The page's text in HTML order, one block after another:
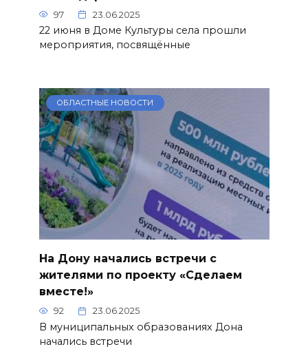
97 23.06.2025
22 июня в Доме Культуры села прошли
мероприятия, посвящённые
ОБЛАСТНЫЕ НОВОСТИ
На Дону начались встречи с
жителями по проекту «Сделаем
вместе!»
92 23.06.2025
В муниципальных образованиях Дона
начались встречи